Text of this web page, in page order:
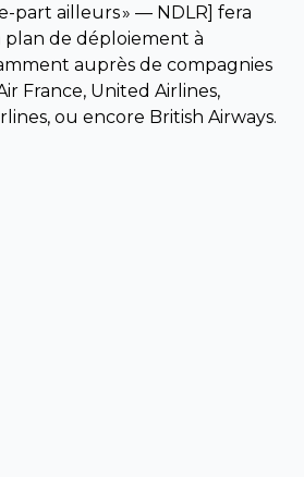
part ailleurs » — NDLR] fera
plan de déploiement à
auprès de compagnies
France, United Airlines,
ou encore British Airways.